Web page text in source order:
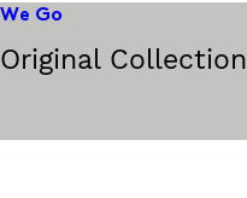
We Go
Original Collection